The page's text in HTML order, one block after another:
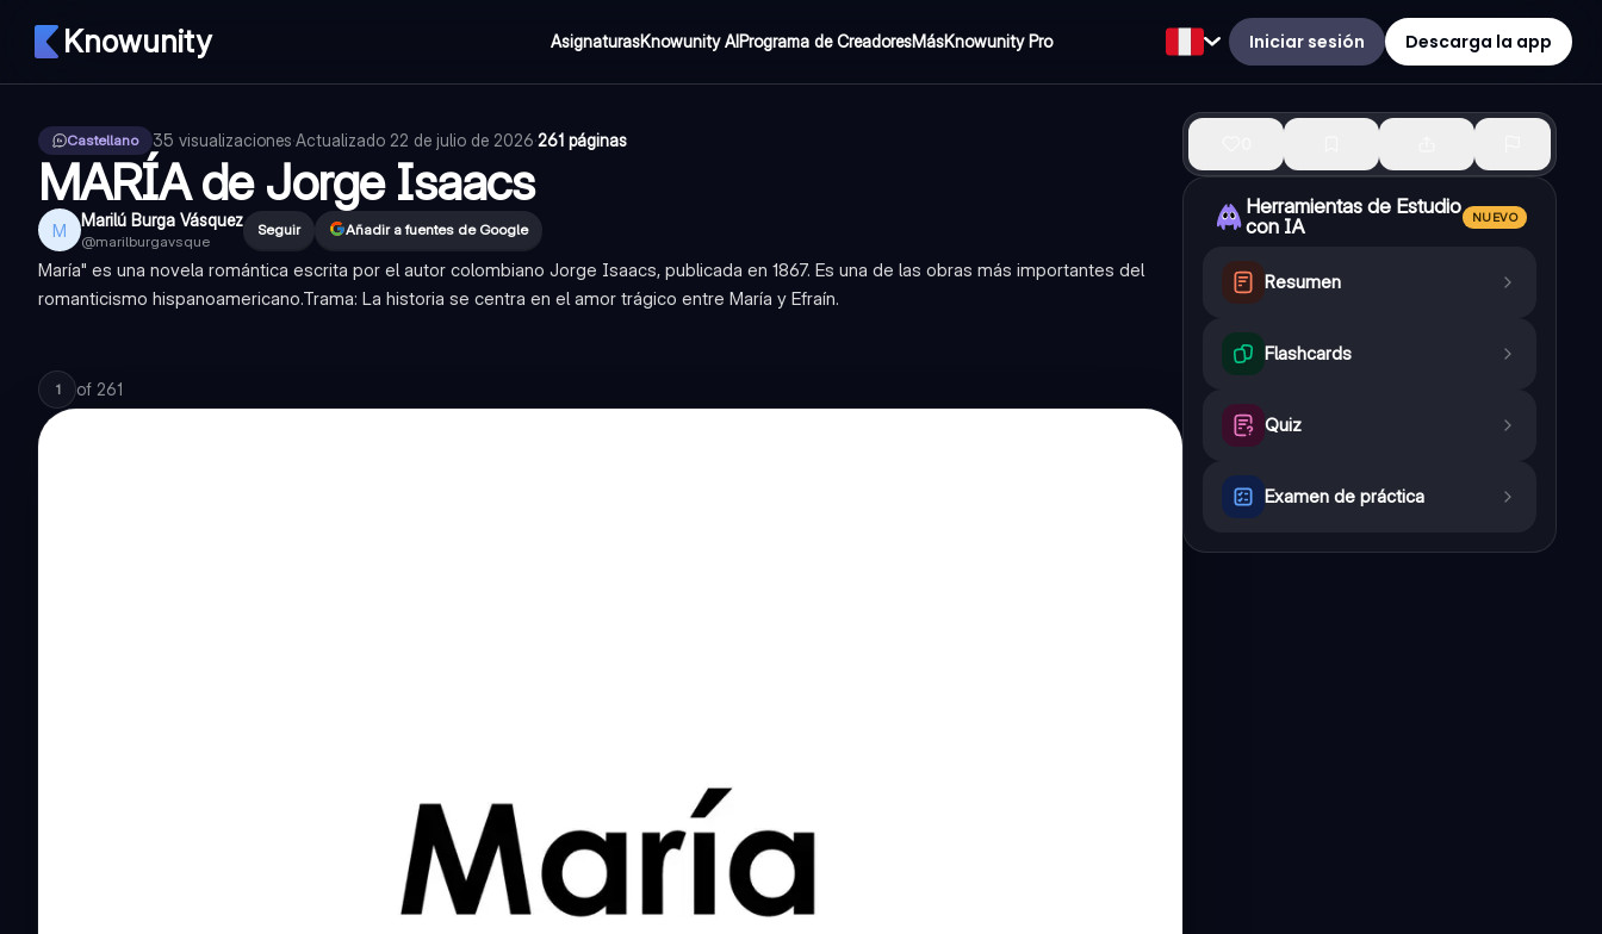
Knowunity AsignaturasKnowunity AIPrograma de CreadoresMásKnowunity Pro Iniciar sesión Descarga la app
Castellano 35 visualizaciones·Actualizado 22 de julio de 2026·261 páginas
MARÍA de Jorge Isaacs
M Marilú Burga Vásquez
@marilburgavsque
Seguir Añadir a fuentes de Google
María" es una novela romántica escrita por el autor colombiano Jorge Isaacs, publicada en 1867. Es una de las obras más importantes del
romanticismo hispanoamericano.Trama: La historia se centra en el amor trágico entre María y Efraín.
1 of 261
Herramientas de Estudio
con IA
NUEVO
Resumen
Flashcards
Quiz
Examen de práctica